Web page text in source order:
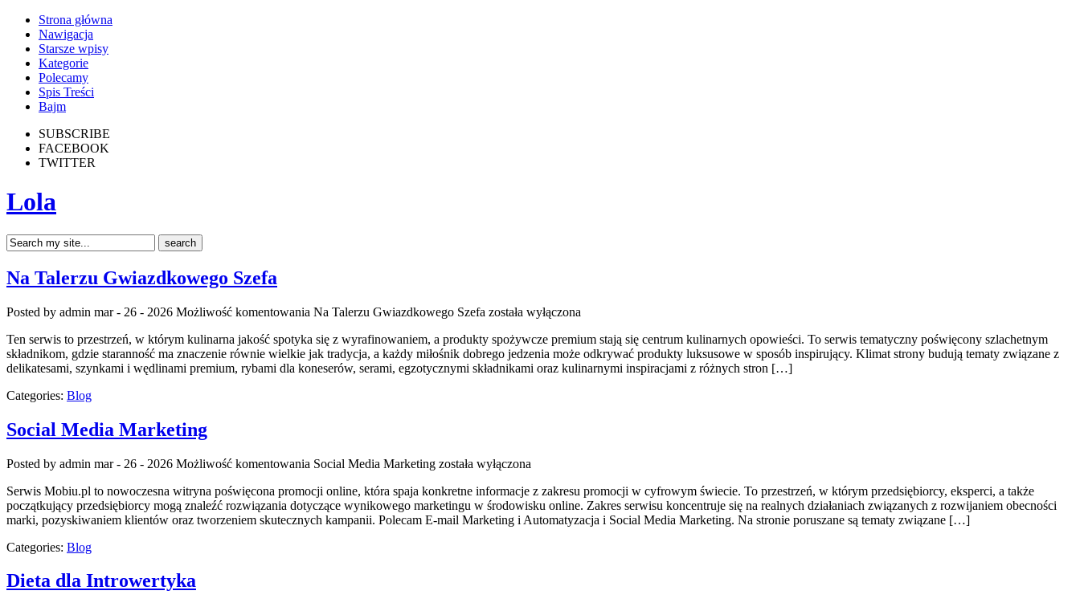
Strona główna
Nawigacja
Starsze wpisy
Kategorie
Polecamy
Spis Treści
Bajm
SUBSCRIBE
FACEBOOK
TWITTER
Lola
Na Talerzu Gwiazdkowego Szefa
Posted by admin mar - 26 - 2026 Możliwość komentowania Na Talerzu Gwiazdkowego Szefa została wyłączona
Ten serwis to przestrzeń, w którym kulinarna jakość spotyka się z wyrafinowaniem, a produkty spożywcze premium stają się centrum kulinarnych opowieści. To serwis tematyczny poświęcony szlachetnym
składnikom, gdzie staranność ma znaczenie równie wielkie jak tradycja, a każdy miłośnik dobrego jedzenia może odkrywać produkty luksusowe w sposób inspirujący. Klimat strony budują tematy związane z
delikatesami, szynkami i wędlinami premium, rybami dla koneserów, serami, egzotycznymi składnikami oraz kulinarnymi inspiracjami z różnych stron […]
Categories: Blog
Social Media Marketing
Posted by admin mar - 26 - 2026 Możliwość komentowania Social Media Marketing została wyłączona
Serwis Mobiu.pl to nowoczesna witryna poświęcona promocji online, która spaja konkretne informacje z zakresu promocji w cyfrowym świecie. To przestrzeń, w którym przedsiębiorcy, eksperci, a także
początkujący przedsiębiorcy mogą znaleźć rozwiązania dotyczące wynikowego marketingu w środowisku online. Zakres serwisu koncentruje się na realnych działaniach związanych z rozwijaniem obecności
marki, pozyskiwaniem klientów oraz tworzeniem skutecznych kampanii. Polecam E-mail Marketing i Automatyzacja i Social Media Marketing. Na stronie poruszane są tematy związane […]
Categories: Blog
Dieta dla Introwertyka